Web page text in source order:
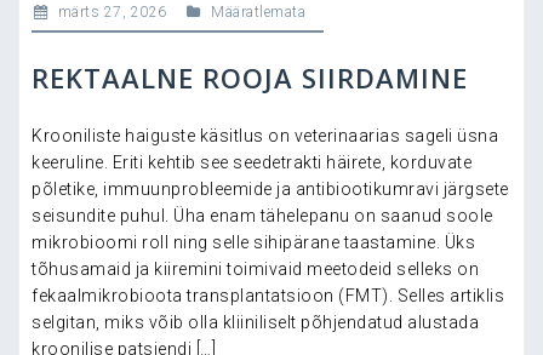
märts 27, 2026 Määratlemata
REKTAALNE ROOJA SIIRDAMINE
Krooniliste haiguste käsitlus on veterinaarias sageli üsna
keeruline. Eriti kehtib see seedetrakti häirete, korduvate
põletike, immuunprobleemide ja antibiootikumravi järgsete
seisundite puhul. Üha enam tähelepanu on saanud soole
mikrobioomi roll ning selle sihipärane taastamine. Üks
tõhusamaid ja kiiremini toimivaid meetodeid selleks on
fekaalmikrobioota transplantatsioon (FMT). Selles artiklis
selgitan, miks võib olla kliiniliselt põhjendatud alustada
kroonilise patsiendi […]